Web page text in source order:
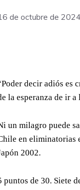
de octubre de 2024
decir adiós es
la esperanza de ir
un milagro puede
en eliminatorias
2002.
puntos de 30. Siete